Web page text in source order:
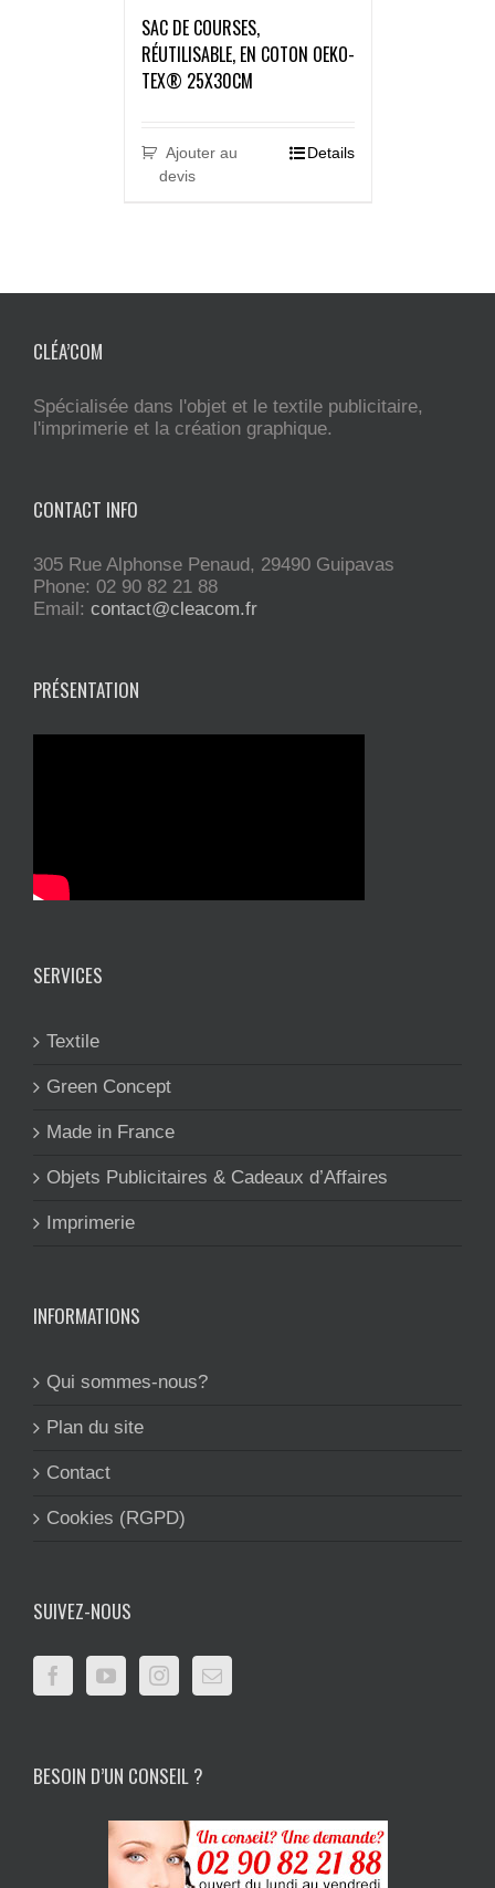
SAC DE COURSES,
RÉUTILISABLE, EN COTON OEKO-
TEX® 25X30CM
Ajouter au
devis
Details
CLÉA’COM
Spécialisée dans l'objet et le textile publicitaire,
l'imprimerie et la création graphique.
CONTACT INFO
305 Rue Alphonse Penaud, 29490 Guipavas
Phone: 02 90 82 21 88
Email: contact@cleacom.fr
PRÉSENTATION
SERVICES
Textile
Green Concept
Made in France
Objets Publicitaires & Cadeaux d’Affaires
Imprimerie
INFORMATIONS
Qui sommes-nous?
Plan du site
Contact
Cookies (RGPD)
SUIVEZ-NOUS
BESOIN D’UN CONSEIL ?